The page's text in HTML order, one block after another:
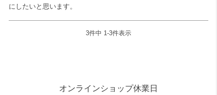
にしたいと思います。
3件中 1-3件表示
オンラインショップ休業日